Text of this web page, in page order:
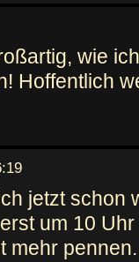
wie
Hoffentlich
jetzt schon
um 10
mehr